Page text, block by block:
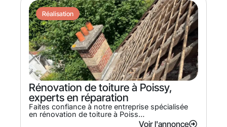
Réalisation
Rénovation de toiture à Poissy,
experts en réparation
Faites confiance à notre entreprise spécialisée
en rénovation de toiture à Poiss…
Voir l'annonce